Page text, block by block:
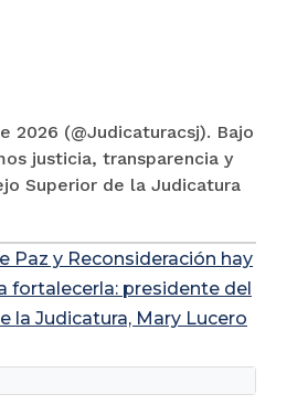
2026 (@Judicaturacsj). Bajo
justicia, transparencia y
Superior de la Judicatura
Paz y Reconsideración hay
fortalecerla: presidente del
la Judicatura, Mary Lucero